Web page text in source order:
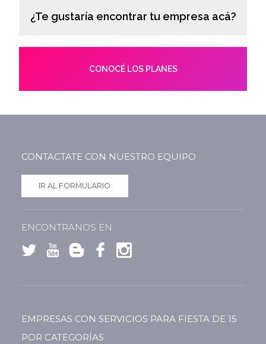
¿Te gustaría encontrar tu empresa acá?
CONOCÉ LOS PLANES
CONTACTATE CON NUESTRO EQUIPO
IR AL FORMULARIO
ENCONTRANOS EN
EMPRESAS CON SERVICIOS PARA FIESTA DE 15
POR CATEGORÍAS